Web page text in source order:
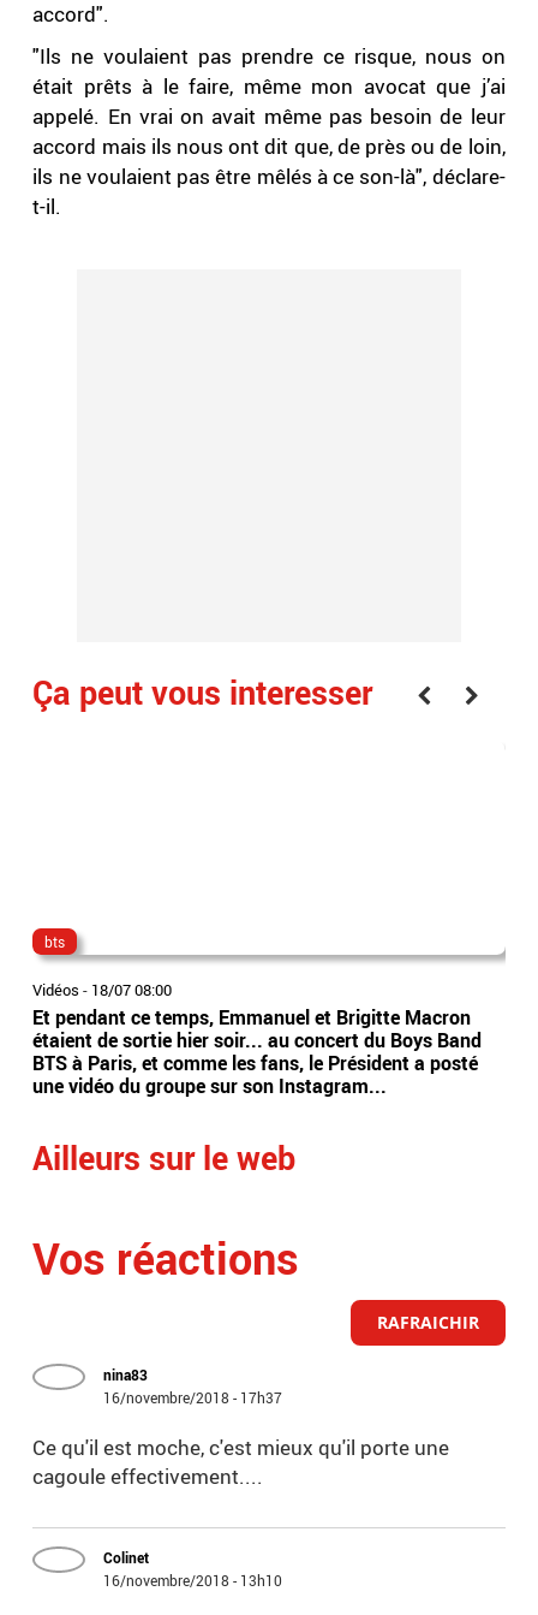
accord".
"Ils ne voulaient pas prendre ce risque, nous on
était prêts à le faire, même mon avocat que j’ai
appelé. En vrai on avait même pas besoin de leur
accord mais ils nous ont dit que, de près ou de loin,
ils ne voulaient pas être mêlés à ce son-là", déclare-
t-il.
Ça peut vous interesser
bts
Vidéos - 18/07 08:00
Et pendant ce temps, Emmanuel et Brigitte Macron
étaient de sortie hier soir... au concert du Boys Band
BTS à Paris, et comme les fans, le Président a posté
une vidéo du groupe sur son Instagram...
Ailleurs sur le web
Vos réactions
RAFRAICHIR
nina83
16/novembre/2018 - 17h37
Ce qu'il est moche, c'est mieux qu'il porte une
cagoule effectivement....
Colinet
16/novembre/2018 - 13h10